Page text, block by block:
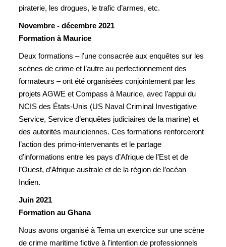
piraterie, les drogues, le trafic d’armes, etc.
Novembre - décembre 2021
Formation à Maurice
Deux formations – l’une consacrée aux enquêtes sur les
scènes de crime et l’autre au perfectionnement des
formateurs – ont été organisées conjointement par les
projets AGWE et Compass à Maurice, avec l’appui du
NCIS des États-Unis (US Naval Criminal Investigative
Service, Service d’enquêtes judiciaires de la marine) et
des autorités mauriciennes. Ces formations renforceront
l’action des primo-intervenants et le partage
d’informations entre les pays d’Afrique de l’Est et de
l’Ouest, d’Afrique australe et de la région de l’océan
Indien.
Juin 2021
Formation au Ghana
Nous avons organisé à Tema un exercice sur une scène
de crime maritime fictive à l’intention de professionnels